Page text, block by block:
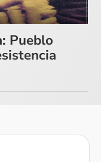
Pueblo